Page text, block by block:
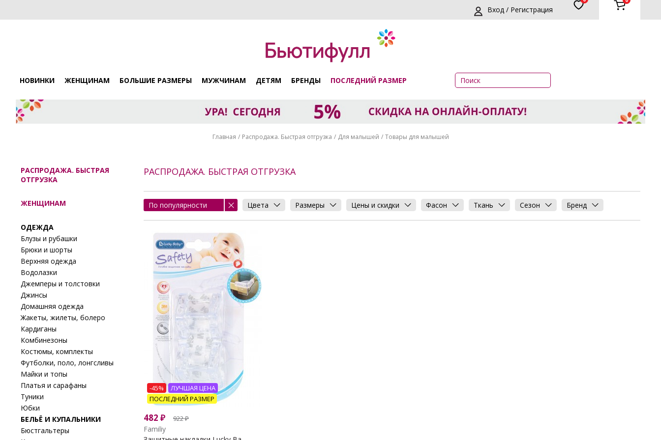
Вход / Регистрация
НОВИНКИ ЖЕНЩИНАМ БОЛЬШИЕ РАЗМЕРЫ МУЖЧИНАМ ДЕТЯМ БРЕНДЫ ПОСЛЕДНИЙ РАЗМЕР
Главная Распродажа. Быстрая отгрузка Для малышей Товары для малышей
РАСПРОДАЖА. БЫСТРАЯ
ОТГРУЗКА
ЖЕНЩИНАМ
ОДЕЖДА
Блузы и рубашки
Брюки и шорты
Верхняя одежда
Водолазки
Джемперы и толстовки
Джинсы
Домашняя одежда
Жакеты, жилеты, болеро
Кардиганы
Комбинезоны
Костюмы, комплекты
Футболки, поло, лонгсливы
Майки и топы
Платья и сарафаны
Туники
Юбки
БЕЛЬЁ И КУПАЛЬНИКИ
Бюстгальтеры
РАСПРОДАЖА. БЫСТРАЯ ОТГРУЗКА
По популярности Цвета Размеры Цены и скидки Фасон Ткань Сезон Бренд
-45%
ЛУЧШАЯ ЦЕНА
ПОСЛЕДНИЙ РАЗМЕР
482 ₽ 922₽
Familiy